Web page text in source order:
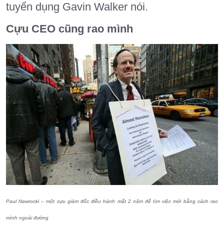
tuyển dụng Gavin Walker nói.
Cựu CEO cũng rao mình
Paul Nawrocki – một cựu giám đốc điều hành mất 2 năm để tìm việc mới bằng cách rao
mình ngoài đường